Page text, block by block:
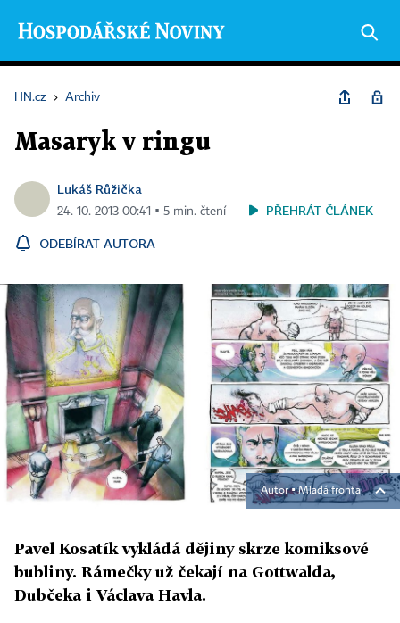
HN.cz › Archiv
Masaryk v ringu
Lukáš Růžička
24. 10. 2013 00:41 ▪ 5 min. čtení PŘEHRÁT ČLÁNEK
ODEBÍRAT AUTORA
Autor ▪Mladá fronta
Pavel Kosatík vykládá dějiny skrze komiksové
bubliny. Rámečky už čekají na Gottwalda,
Dubčeka i Václava Havla.